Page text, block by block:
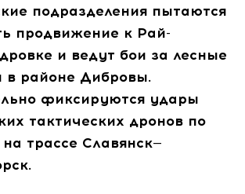
подразделения пытаются
продвижение к Рай-
и ведут бои за лесные
в районе Дибровы.
фиксируются удары
тактических дронов по
трассе Славянск—